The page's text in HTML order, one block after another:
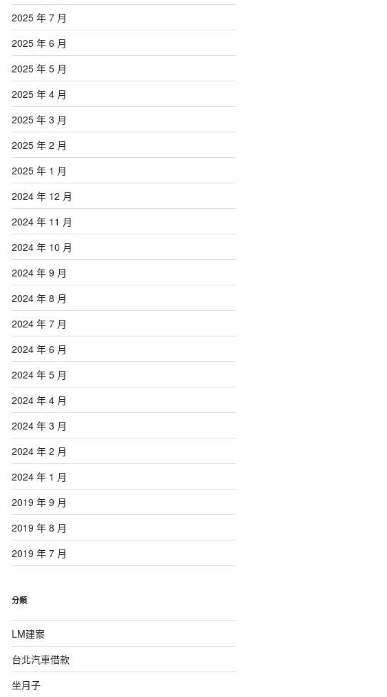
2025 年 7 月
2025 年 6 月
2025 年 5 月
2025 年 4 月
2025 年 3 月
2025 年 2 月
2025 年 1 月
2024 年 12 月
2024 年 11 月
2024 年 10 月
2024 年 9 月
2024 年 8 月
2024 年 7 月
2024 年 6 月
2024 年 5 月
2024 年 4 月
2024 年 3 月
2024 年 2 月
2024 年 1 月
2019 年 9 月
2019 年 8 月
2019 年 7 月
分類
LM建案
台北汽車借款
坐月子